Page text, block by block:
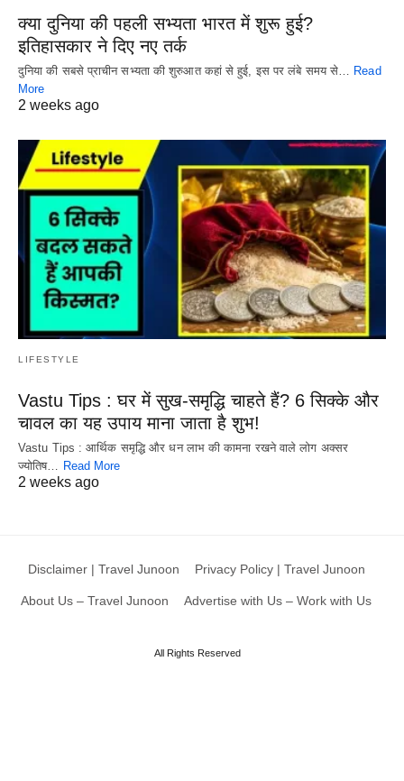
क्या दुनिया की पहली सभ्यता भारत में शुरू हुई?
इतिहासकार ने दिए नए तर्क
दुनिया की सबसे प्राचीन सभ्यता की शुरुआत कहां से हुई, इस पर लंबे समय से… Read
More
2 weeks ago
LIFESTYLE
Vastu Tips : घर में सुख-समृद्धि चाहते हैं? 6 सिक्के और
चावल का यह उपाय माना जाता है शुभ!
Vastu Tips : आर्थिक समृद्धि और धन लाभ की कामना रखने वाले लोग अक्सर
ज्योतिष… Read More
2 weeks ago
Disclaimer | Travel Junoon Privacy Policy | Travel Junoon
About Us – Travel Junoon Advertise with Us – Work with Us
All Rights Reserved